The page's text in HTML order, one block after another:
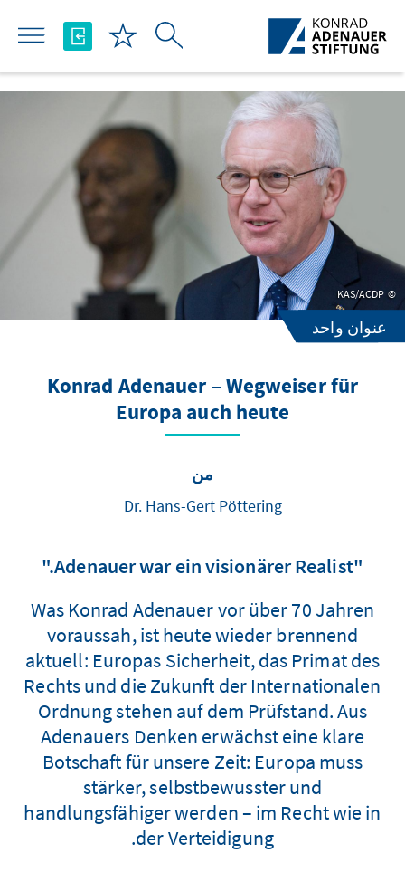
تخطي إلى المحتوى الرئيسي
عنوان واحد
Konrad Adenauer – Wegweiser für
Europa auch heute
من
Dr. Hans-Gert Pöttering
"Adenauer war ein visionärer Realist."
Was Konrad Adenauer vor über 70 Jahren
voraussah, ist heute wieder brennend
aktuell: Europas Sicherheit, das Primat des
Rechts und die Zukunft der Internationalen
Ordnung stehen auf dem Prüfstand. Aus
Adenauers Denken erwächst eine klare
Botschaft für unsere Zeit: Europa muss
stärker, selbstbewusster und
handlungsfähiger werden – im Recht wie in
der Verteidigung.